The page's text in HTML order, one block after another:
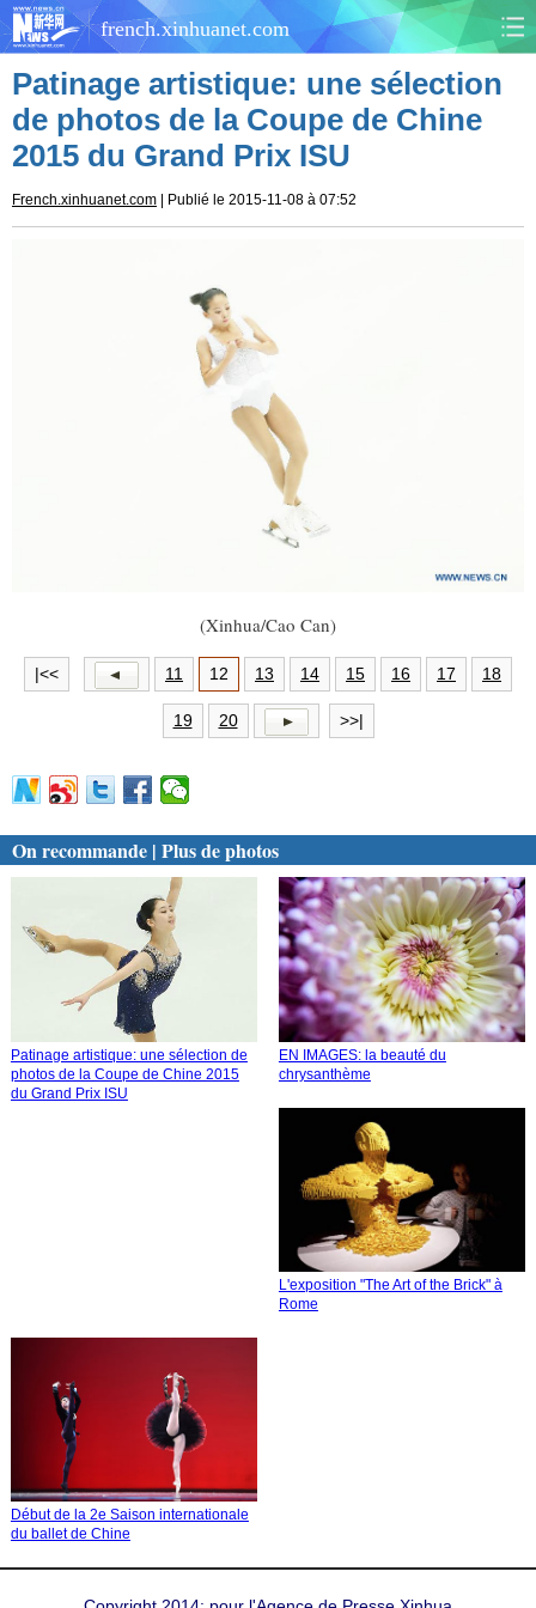
french.xinhuanet.com
CHINE MONDE
AFRIQUE
CULTURE
Patinage artistique: une sélection
de photos de la Coupe de Chine
2015 du Grand Prix ISU
French.xinhuanet.com | Publié le 2015-11-08 à 07:52
(Xinhua/Cao Can)
|<< 11 12 13 14 15 16 17 18
19 20 >>|
On recommande | Plus de photos
Patinage artistique: une sélection de
photos de la Coupe de Chine 2015
du Grand Prix ISU
EN IMAGES: la beauté du
chrysanthème
L'exposition "The Art of the Brick" à
Rome
Début de la 2e Saison internationale
du ballet de Chine